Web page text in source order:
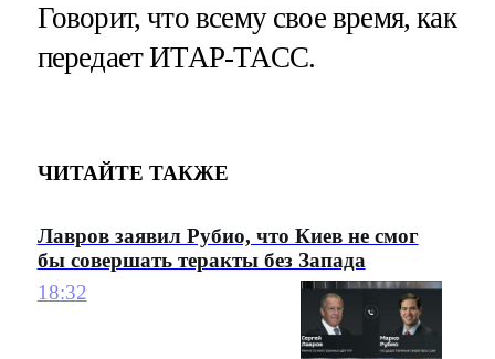
Говорит, что всему свое время, как
передает ИТАР-ТАСС.
ЧИТАЙТЕ ТАКЖЕ
Лавров заявил Рубио, что Киев не смог
бы совершать теракты без Запада
18:32